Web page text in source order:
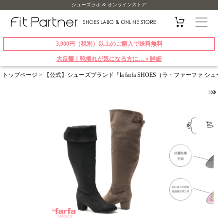
シューズラボ & オンラインストア
3,900円（税別）以上のご購入で送料無料
大反響！靴擦れが気になる方に…＞詳細
トップページ > 【公式】シューズブランド「la farfa SHOES（ラ・ファーファ シ